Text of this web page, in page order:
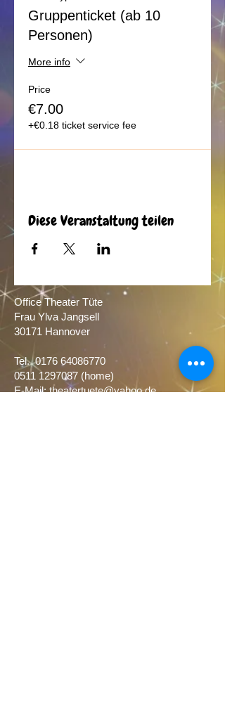
Gruppenticket (ab 10
Personen)
More info
Price
€7.00
+€0.18 ticket service fee
Diese Veranstaltung teilen
Office Theater Tüte
Frau Ylva Jangsell
30171 Hannover​
Tel.0176 64086770
0511 1297087 (home)
E-Mail:theatertuete@yahoo.de